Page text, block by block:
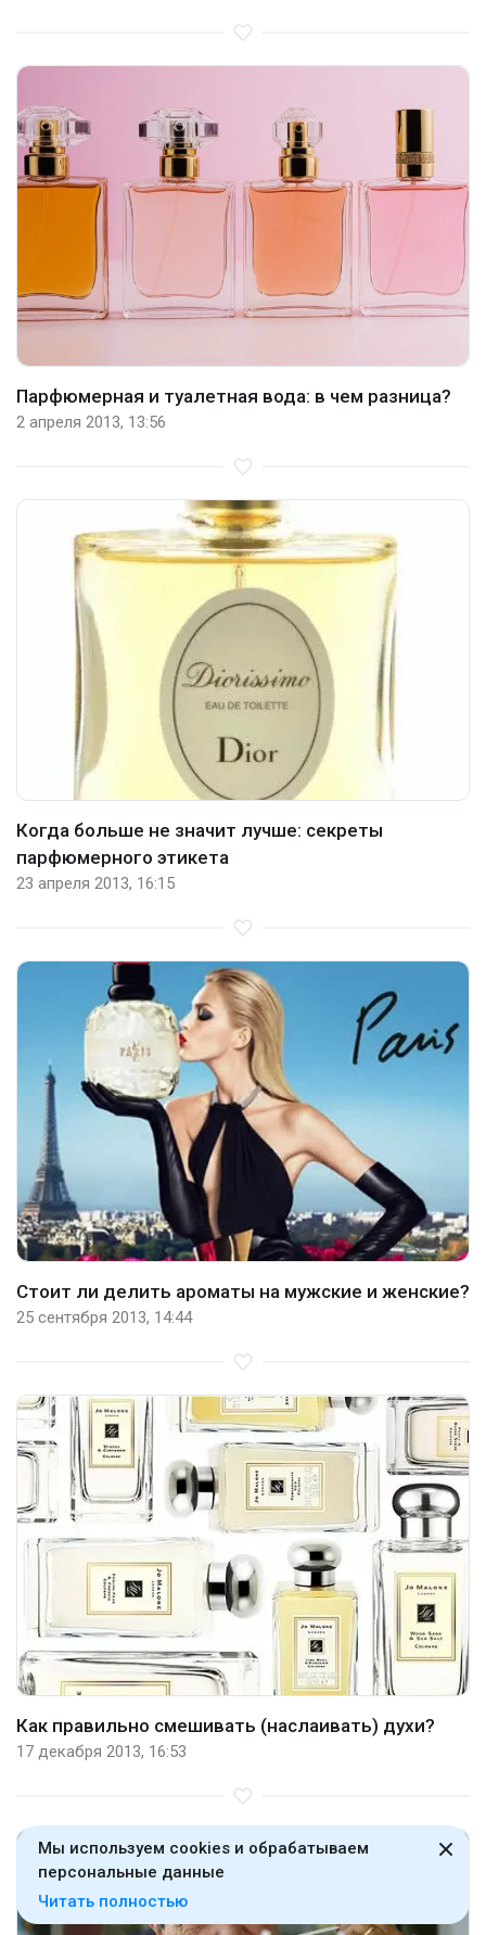
Мы используем cookies и обрабатываем
персональные данные
Читать полностью
Парфюмерная и туалетная вода: в чем разница?
2 апреля 2013, 13:56
Когда больше не значит лучше: секреты
парфюмерного этикета
23 апреля 2013, 16:15
Стоит ли делить ароматы на мужские и женские?
25 сентября 2013, 14:44
Как правильно смешивать (наслаивать) духи?
17 декабря 2013, 16:53